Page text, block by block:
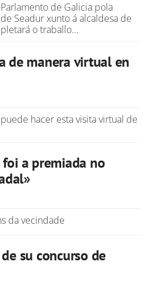
de Galicia pola
Seadur xunto á alcaldesa de
o traballo…
de manera virtual en
hacer esta visita virtual de
a premiada no
da vecindade
su concurso de